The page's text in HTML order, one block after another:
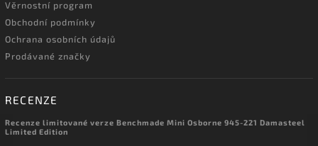
Věrnostní program
Obchodní podmínky
Ochrana osobních údajů
Prodávané značky
RECENZE
Recenze limitované verze Benchmade Mini Osborne 945-221 Damasteel
Limited Edition